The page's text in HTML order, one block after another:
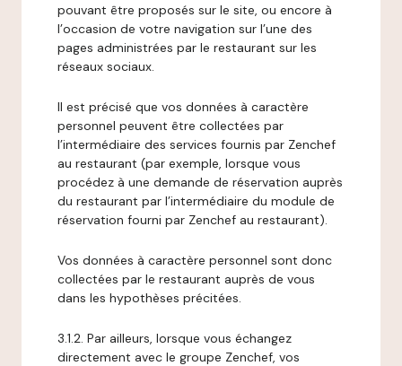
pouvant être proposés sur le site, ou encore à
l’occasion de votre navigation sur l’une des
pages administrées par le restaurant sur les
réseaux sociaux.
Il est précisé que vos données à caractère
personnel peuvent être collectées par
l’intermédiaire des services fournis par Zenchef
au restaurant (par exemple, lorsque vous
procédez à une demande de réservation auprès
du restaurant par l’intermédiaire du module de
réservation fourni par Zenchef au restaurant).
Vos données à caractère personnel sont donc
collectées par le restaurant auprès de vous
dans les hypothèses précitées.
3.1.2. Par ailleurs, lorsque vous échangez
directement avec le groupe Zenchef, vos